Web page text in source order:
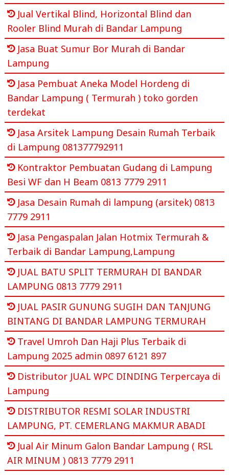
Jual Vertikal Blind, Horizontal Blind dan
Rooler Blind Murah di Bandar Lampung
Jasa Buat Sumur Bor Murah di Bandar
Lampung
Jasa Pembuat Aneka Model Hordeng di
Bandar Lampung ( Termurah ) toko gorden
terdekat
Jasa Arsitek Lampung Desain Rumah Terbaik
di Lampung 081377792911
Kontraktor Pembuatan Gudang di Lampung
Besi WF dan H Beam 0813 7779 2911
Jasa Desain Rumah di lampung (arsitek) 0813
7779 2911
Jasa Pengaspalan Jalan Hotmix Termurah &
Terbaik di Bandar Lampung,Lampung
JUAL BATU SPLIT TERMURAH DI BANDAR
LAMPUNG 0813 7779 2911
JUAL PASIR GUNUNG SUGIH DAN TANJUNG
BINTANG DI BANDAR LAMPUNG TERMURAH
Travel Umroh Dan Haji Plus Terbaik di
Lampung 2025 admin 0897 6121 897
Distributor JUAL WPC DINDING Terpercaya di
Lampung
DISTRIBUTOR RESMI SOLAR INDUSTRI
LAMPUNG, PT. CEMERLANG MAKMUR ABADI
Jual Air Minum Galon Bandar Lampung ( RSL
AIR MINUM ) 0813 7779 2911